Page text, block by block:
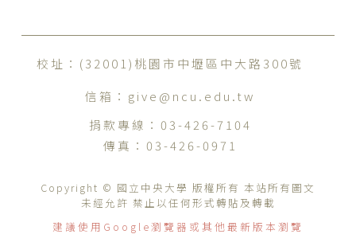
校址：(32001)桃園市中壢區中大路300號
信箱： give@ncu.edu.tw
捐款專線： 03-426-7104
傳真： 03-426-0971
Copyright © 國立中央大學 版權所有 本站所有圖文
未經允許 禁止以任何形式轉貼及轉載
建議使用Google瀏覽器或其他最新版本瀏覽